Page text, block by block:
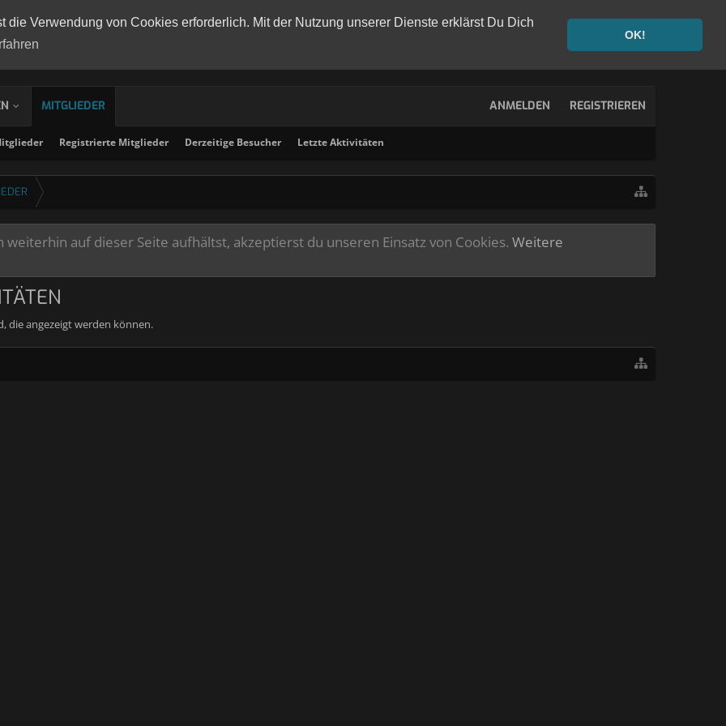
Verwendung von Cookies erforderlich. Mit der Nutzung unserer Dienste erklärst Du Dich
OK!
MITGLIEDER
Registrierte Mitglieder Derzeitige Besucher Letzte Aktivitäten
ANMELDEN REGISTRIEREN
auf dieser Seite aufhältst, akzeptierst du unseren Einsatz von Cookies. Weitere
die angezeigt werden können.